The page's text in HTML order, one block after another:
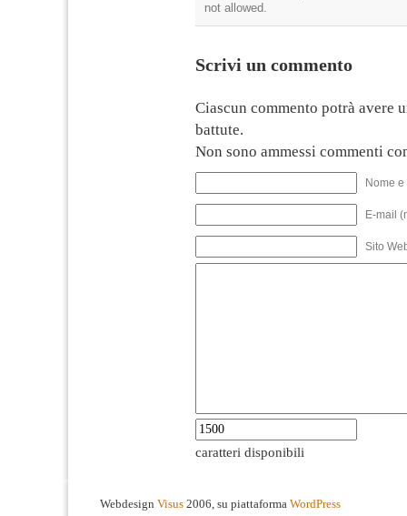
not allowed.
Scrivi un commento
Ciascun commento potrà avere
battute.
Non sono ammessi commenti
Nome
E-mail
Sito
caratteri disponibili
Webdesign Visus 2006, su piattaforma WordPress